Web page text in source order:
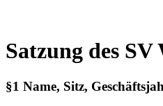
Satzung des
§1 Name, Sitz,